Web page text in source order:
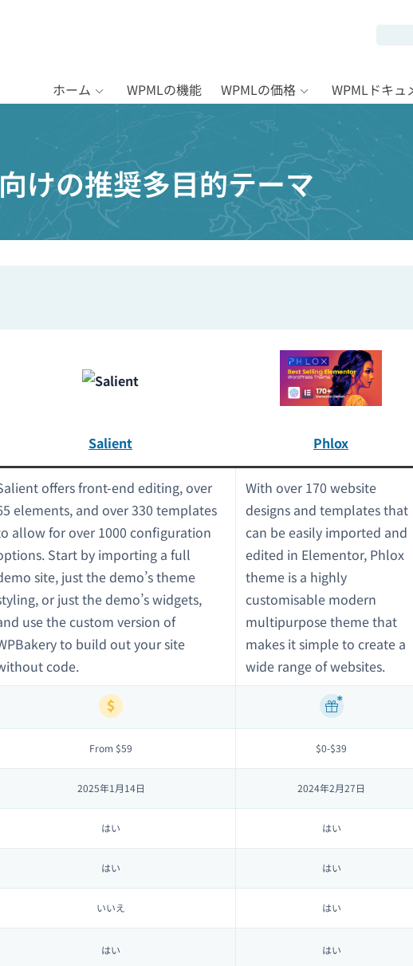
ホーム WPMLの機能 WPMLの価格 WPMLドキュ
けの推奨多目的テーマ
Salient Phlox
offers front-end editing, over
elements, and over 330 templates
allow for over 1000 configuration
Start by importing a full
site, just the demo’s theme
or just the demo’s widgets,
use the custom version of
to build out your site
code.
With over 170 website
designs and templates that
can be easily imported and
edited in Elementor, Phlox
theme is a highly
customisable modern
multipurpose theme that
makes it simple to create a
wide range of websites.
From $59 $0-$39
2025年1月14日 2024年2月27日
はい はい
はい はい
いいえ はい
はい はい